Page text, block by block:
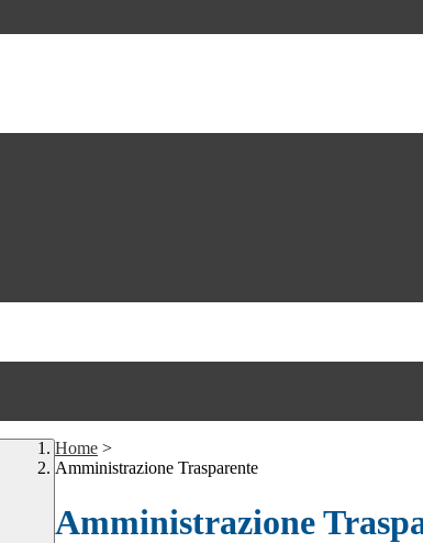
Home >
Amministrazione Trasparente
Amministrazione